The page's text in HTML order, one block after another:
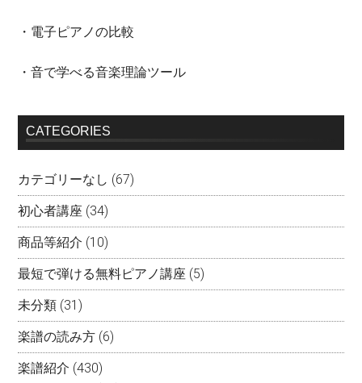
・電子ピアノの比較
・音で学べる音楽理論ツール
CATEGORIES
カテゴリーなし (67)
初心者講座 (34)
商品等紹介 (10)
最短で弾ける無料ピアノ講座 (5)
未分類 (31)
楽譜の読み方 (6)
楽譜紹介 (430)